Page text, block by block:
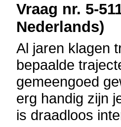
Vraag nr. 5-
Nederlands)
Al jaren klagen
bepaalde
gemeengoed
erg handig zijn
is draadloos